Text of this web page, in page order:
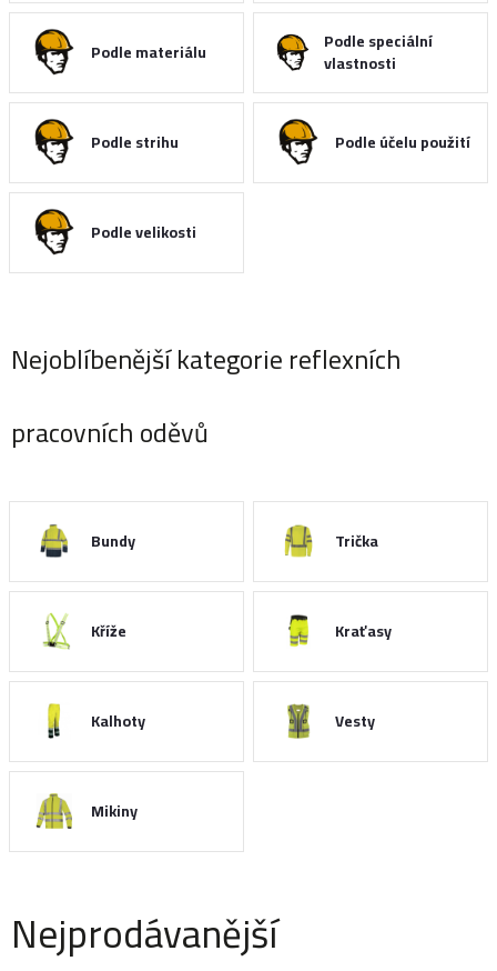
Podle materiálu Podle speciální
vlastnosti
Podle strihu Podle účelu použití
Podle velikosti
Nejoblíbenější kategorie reflexních
pracovních oděvů
Bundy Trička
Kříže Kraťasy
Kalhoty Vesty
Mikiny
Nejprodávanější